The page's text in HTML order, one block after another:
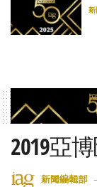
2019亞
新聞編輯部